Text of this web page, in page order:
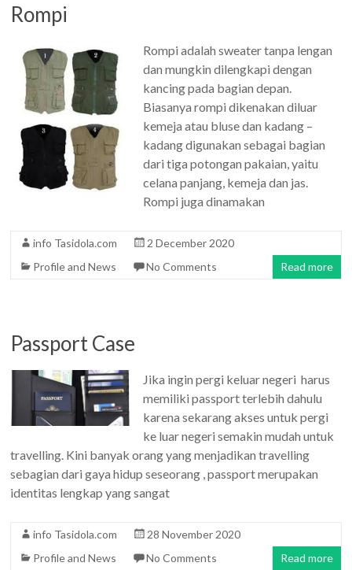
Rompi
Rompi adalah sweater tanpa lengan
dan mungkin dilengkapi dengan
kancing pada bagian depan.
Biasanya rompi dikenakan diluar
kemeja atau bluse dan kadang –
kadang digunakan sebagai bagian
dari tiga potongan pakaian, yaitu
celana panjang, kemeja dan jas.
Rompi juga dinamakan
info Tasidola.com
2 December 2020
Profile and News
No Comments Read more
Passport Case
Jika ingin pergi keluar negeri harus
memiliki passport terlebih dahulu
karena sekarang akses untuk pergi
ke luar negeri semakin mudah untuk
travelling. Kini banyak orang yang menjadikan travelling
sebagian dari gaya hidup seseorang , passport merupakan
identitas lengkap yang sangat
info Tasidola.com
28 November 2020
Profile and News
No Comments Read more